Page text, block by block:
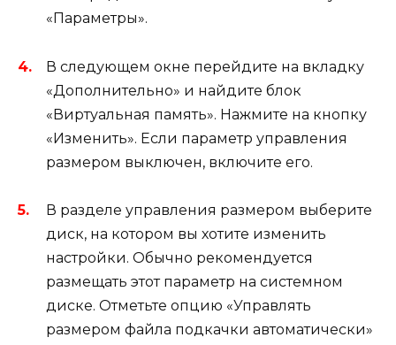
«Параметры».
В следующем окне перейдите на вкладку
«Дополнительно» и найдите блок
«Виртуальная память». Нажмите на кнопку
«Изменить». Если параметр управления
размером выключен, включите его.
В разделе управления размером выберите
диск, на котором вы хотите изменить
настройки. Обычно рекомендуется
размещать этот параметр на системном
диске. Отметьте опцию «Управлять
размером файла подкачки автоматически»